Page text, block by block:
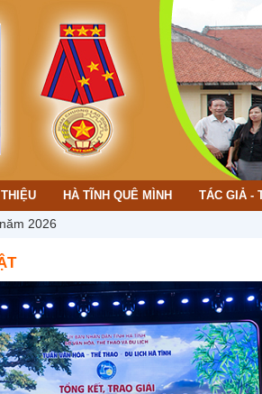
HÀ TĨNH QUÊ MÌNH TÁC GIẢ -
2026